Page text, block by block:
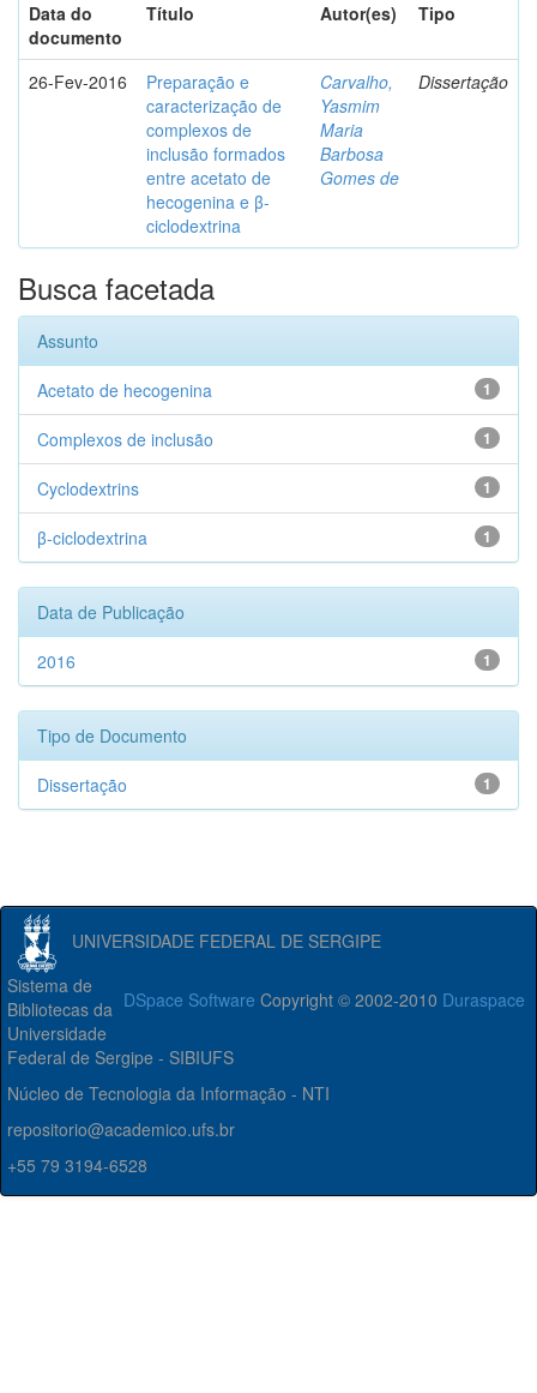
Data do
documento
Título Autor(es) Tipo
26-Fev-2016
Preparação e
caracterização de
complexos de
inclusão formados
entre acetato de
hecogenina e β-
ciclodextrina
Carvalho,
Yasmim
Maria
Barbosa
Gomes de
Dissertação
Busca facetada
Assunto
1
Acetato de hecogenina
1
Complexos de inclusão
1
Cyclodextrins
1
β-ciclodextrina
Data de Publicação
1
2016
Tipo de Documento
1
Dissertação
UNIVERSIDADE FEDERAL DE SERGIPE
DSpace Software Copyright © 2002-2010 Duraspace
Sistema de
Bibliotecas da
Universidade
Federal de Sergipe - SIBIUFS
Núcleo de Tecnologia da Informação - NTI
repositorio@academico.ufs.br
+55 79 3194-6528